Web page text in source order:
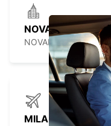
NOVARA
NOVARA - ITALY
MILAN